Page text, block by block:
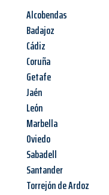
Alcobendas
Badajoz
Cádiz
Coruña
Getafe
Jaén
León
Marbella
Oviedo
Sabadell
Santander
Torrejón de Ardoz